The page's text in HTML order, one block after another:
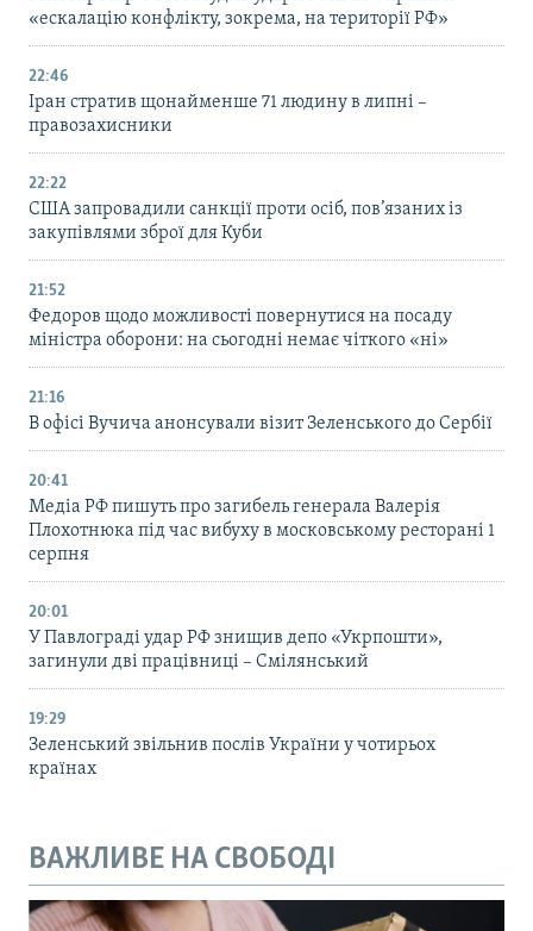
«ескалацію конфлікту, зокрема, на території РФ»
22:46
Іран стратив щонайменше 71 людину в липні –
правозахисники
22:22
США запровадили санкції проти осіб, пов’язаних із
закупівлями зброї для Куби
21:52
Федоров щодо можливості повернутися на посаду
міністра оборони: на сьогодні немає чіткого «ні»
21:16
В офісі Вучича анонсували візит Зеленського до Сербії
20:41
Медіа РФ пишуть про загибель генерала Валерія
Плохотнюка під час вибуху в московському ресторані 1
серпня
20:01
У Павлограді удар РФ знищив депо «Укрпошти»,
загинули дві працівниці – Смілянський
19:29
Зеленський звільнив послів України у чотирьох
країнах
ВАЖЛИВЕ НА СВОБОДІ